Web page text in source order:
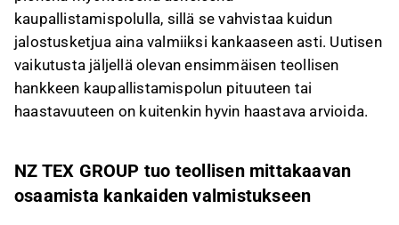
kaupallistamispolkua, mutta kriittisintä on
edelleen teknologiamyynti ja siihen liittyvien
kustannusten alentaminen kilpailukykyiselle
tasolle.
Kehitystyön ja kumppanineuvotteluiden
vuoden päässä, mutta arvioon liittyy suuri
virhemarginaali.
kaupallistamispolulla, sillä se vahvistaa kuidun
jalostusketjua aina valmiiksi kankaaseen asti. Uutisen
vaikutusta jäljellä olevan ensimmäisen teollisen
hankkeen kaupallistamispolun pituuteen tai
haastavuuteen on kuitenkin hyvin haastava arvioida.
NZ TEX GROUP tuo teollisen mittakaavan
osaamista kankaiden valmistukseen